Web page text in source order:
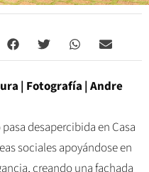
| Fotografía | Andre
desapercibida en Casa
sociales apoyándose en
creando una fachada